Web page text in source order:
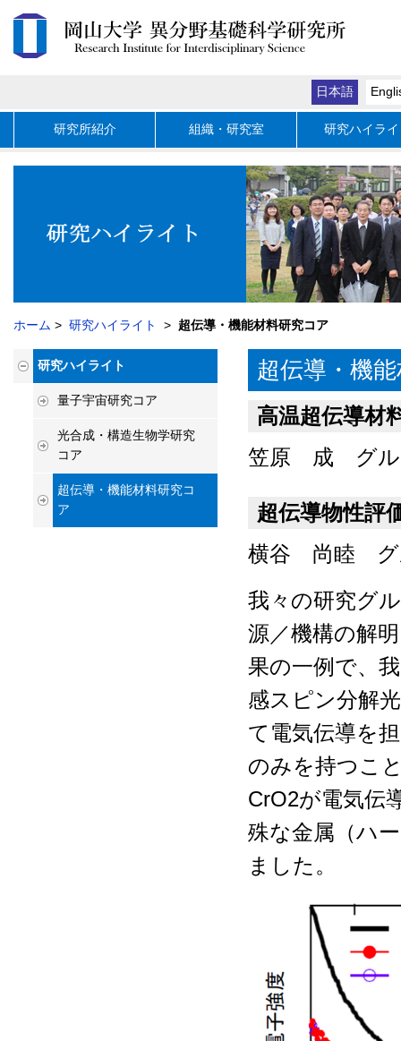
日本語
研究所紹介 組織・研究室 研究ハイライ
ホーム > 研究ハイライト > 超伝導・機能材料研究コア
超伝導・機
高温超伝導材
笠原 成 グル
超伝導物性評
横谷 尚睦 グ
我々の研究グ
源／機構の解
果の一例で、
感スピン分解
て電気伝導を
のみを持つこ
CrO2が電気伝
殊な金属（ハ
ました。
研究ハイライト
量子宇宙研究コア
光合成・構造生物学研究
コア
超伝導・機能材料研究コ
ア